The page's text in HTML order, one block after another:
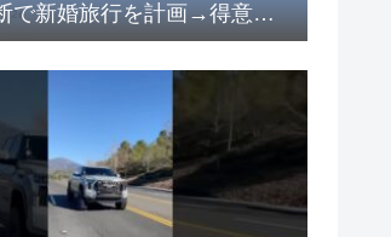
で新婚旅行を計画→得意げ
カードは解約したから」と
の反応が…ｗ